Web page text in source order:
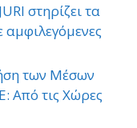
στηρίζει τα
των Μέσων
Από τις Χώρες